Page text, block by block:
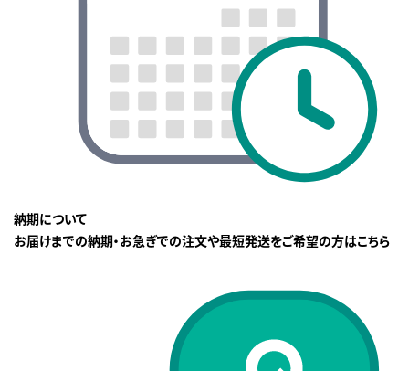
納期について
お届けまでの納期・お急ぎでの注文や最短発送をご希望の方はこちら